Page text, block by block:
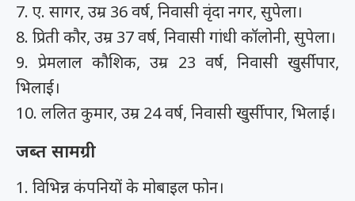
7. ए. सागर, उम्र 36 वर्ष, निवासी वृंदा नगर, सुपेला।
8. प्रिती कौर, उम्र 37 वर्ष, निवासी गांधी कॉलोनी, सुपेला।
9. प्रेमलाल कौशिक, उम्र 23 वर्ष, निवासी खुर्सीपार,
भिलाई।
10. ललित कुमार, उम्र 24 वर्ष, निवासी खुर्सीपार, भिलाई।
जब्त सामग्री
1. विभिन्न कंपनियों के मोबाइल फोन।